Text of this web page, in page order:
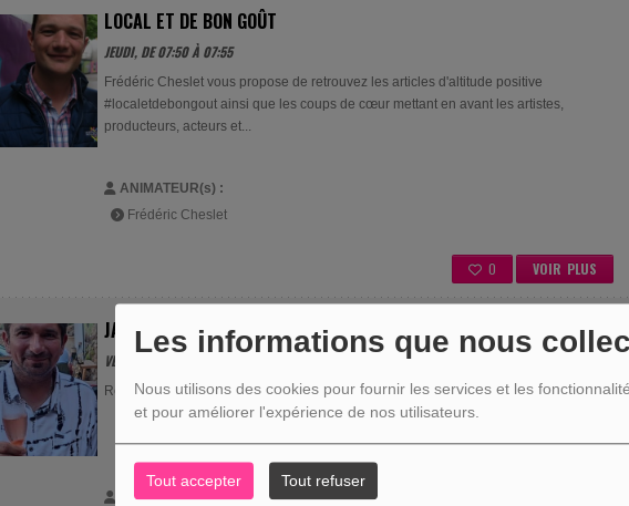
Les informations que nous
Nous utilisons des cookies pour fournir les services et les
et pour améliorer l'expérience de nos utilisateurs.
Tout accepter Tout refuser
LOCAL ET DE BON GOÛT
JEUDI, DE 07:50 À 07:55
Frédéric Cheslet vous propose de retrouvez les articles d'altitude positive
#localetdebongout ainsi que les coups de cœur mettant en avant les artistes,
producteurs, acteurs et...
ANIMATEUR(s) :
Frédéric Cheslet
VOIR PLUS
0
JARDINAGE
VENDREDI, DE 07:50 À 07:55
Retrouvez Frédéric Gabriel pour les conseils Jardinage tous les vendredis à 7h50
ANIMATEUR(s) :